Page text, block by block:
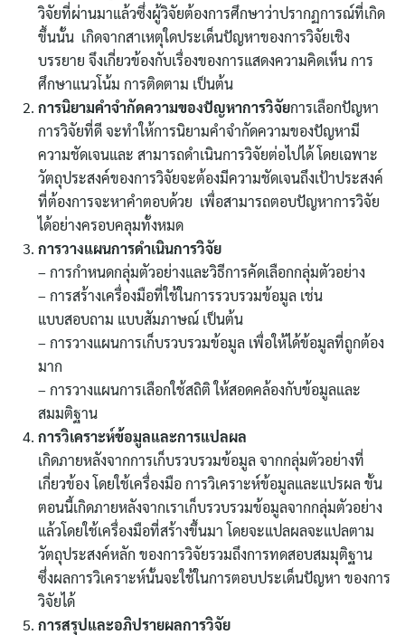
วิจัยที่ผ่านมาแล้วซึ่งผู้วิจัยต้องการศึกษาว่าปรากฏการณ์ที่เกิด
ขึ้นนั้น เกิดจากสาเหตุใดประเด็นปัญหาของการวิจัยเชิง
บรรยาย จึงเกี่ยวข้องกับเรื่องของการแสดงความคิดเห็น การ
ศึกษาแนวโน้ม การติดตาม เป็นต้น
การนิยามคำจำกัดความของปัญหาการวิจัยการเลือกปัญหา
การวิจัยที่ดี จะทำให้การนิยามคำจํากัดความของปัญหามี
ความชัดเจนและ สามารถดําเนินการวิจัยต่อไปได้ โดยเฉพาะ
วัตถุประสงค์ของการวิจัยจะต้องมีความชัดเจนถึงเป้าประสงค์
ที่ต้องการจะหาคำตอบด้วย เพื่อสามารถตอบปัญหาการวิจัย
ได้อย่างครอบคลุมทั้งหมด
การวางแผนการดำเนินการวิจัย
– การกำหนดกลุ่มตัวอย่างและวิธีการคัดเลือกกลุ่มตัวอย่าง
– การสร้างเครื่องมือที่ใช้ในการรวบรวมข้อมูล เช่น
แบบสอบถาม แบบสัมภาษณ์ เป็นต้น
– การวางแผนการเก็บรวบรวมข้อมูล เพื่อให้ได้ข้อมูลที่ถูกต้อง
มาก
– การวางแผนการเลือกใช้สถิติ ให้สอดคล้องกับข้อมูลและ
สมมติฐาน
การวิเคราะห์ข้อมูลและการแปลผล
เกิดภายหลังจากการเก็บรวบรวมข้อมูล จากกลุ่มตัวอย่างที่
เกี่ยวข้อง โดยใช้เครื่องมือ การวิเคราะห์ข้อมูลและแปรผล ขั้น
ตอนนี้เกิดภายหลังจากเราเก็บรวบรวมข้อมูลจากกลุ่มตัวอย่าง
แล้วโดยใช้เครื่องมือที่สร้างขึ้นมา โดยจะแปลผลจะแปลตาม
วัตถุประสงค์หลัก ของการวิจัยรวมถึงการทดสอบสมมุติฐาน
ซึ่งผลการวิเคราะห์นั้นจะใช้ในการตอบประเด็นปัญหา ของการ
วิจัยได้
การสรุปและอภิปรายผลการวิจัย